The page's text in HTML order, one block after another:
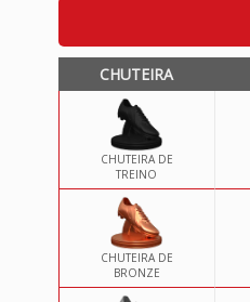
CHUTEIRA
CHUTEIRA DE
TREINO
CHUTEIRA DE
BRONZE